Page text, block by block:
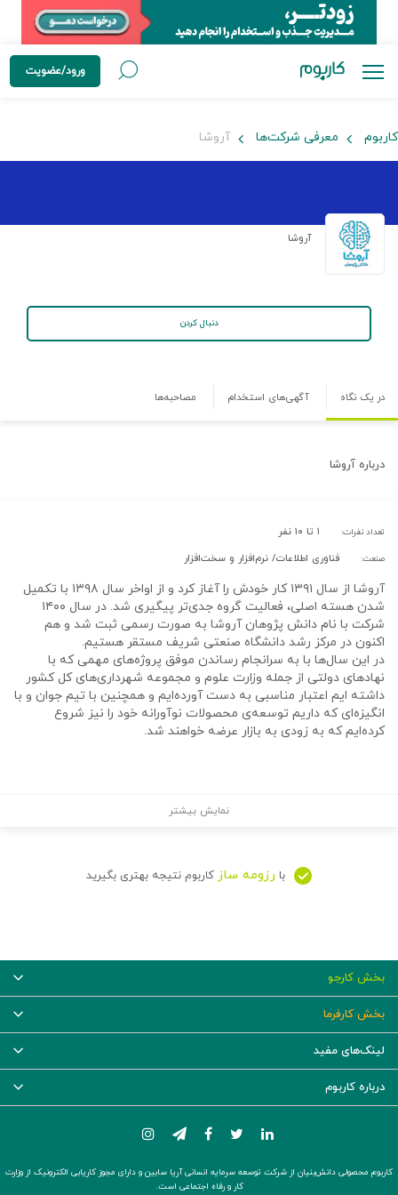
ورود/عضویت
کاربوم معرفی شرکت‌ها آروشا
آروشا
دنبال کردن
در یک نگاه آگهی‌های استخدام مصاحبه‌ها
درباره آروشا
تعداد نفرات: ۱ تا ۱۰ نفر
صنعت: فناوری اطلاعات/ نرم‌افزار و سخت‌افزار
آروشا از سال ۱۳۹۱ کار خودش را آغاز کرد و از اواخر سال ۱۳۹۸ با تکمیل
شدن هسته اصلی، فعالیت گروه جدی‌تر پیگیری شد. در سال ۱۴۰۰
شرکت با نام دانش پژوهان آروشا به صورت رسمی ثبت شد و هم
اکنون در مرکز رشد دانشگاه صنعتی شریف مستقر هستیم.
در این سال‌ها با به سرانجام رساندن موفق پروژه‌های مهمی که با
نهادهای دولتی از جمله وزارت علوم و مجموعه شهرداری‌های کل کشور
داشته ایم اعتبار مناسبی به دست آورده‌ایم و همچنین با تیم جوان و با
انگیزه‌ای که داریم توسعه‌ی محصولات نوآورانه خود را نیز شروع
کرده‌ایم که به زودی به بازار عرضه خواهند شد.
نمایش بیشتر
با رزومه ساز کاربوم نتیجه بهتری بگیرید
بخش کارجو
بخش کارفرما
لینک‌های مفید
درباره کاربوم
کاربوم محصولی دانش‌بنیان از شرکت توسعه سرمایه انسانی آریا سابین و دارای مجوز کاریابی الکترونیک از وزارت
کار و رفاه اجتماعی است.